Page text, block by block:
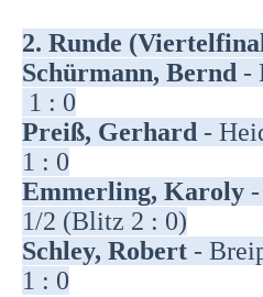
2. Runde
Schürmann, Bernd -
1 : 0
Preiß, Gerhard -
1 : 0
Emmerling, Karoly
1/2 (Blitz 2 : 0)
Schley, Robert -
1 : 0